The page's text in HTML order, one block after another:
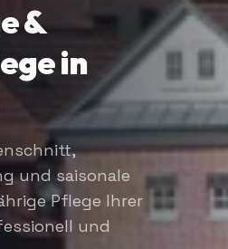
&
in
und saisonale
Pflege Ihrer
und